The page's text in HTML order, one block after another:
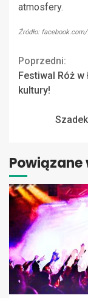
atmosfery.
Źródło:
Reading
Poprzedni:
Festiwal Róż
kultury!
Powiązane